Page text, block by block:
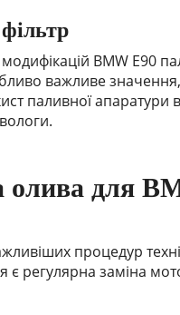
BMW E90
важливе значення,
паливної апаратури
олива для
процедур
є регулярна заміна